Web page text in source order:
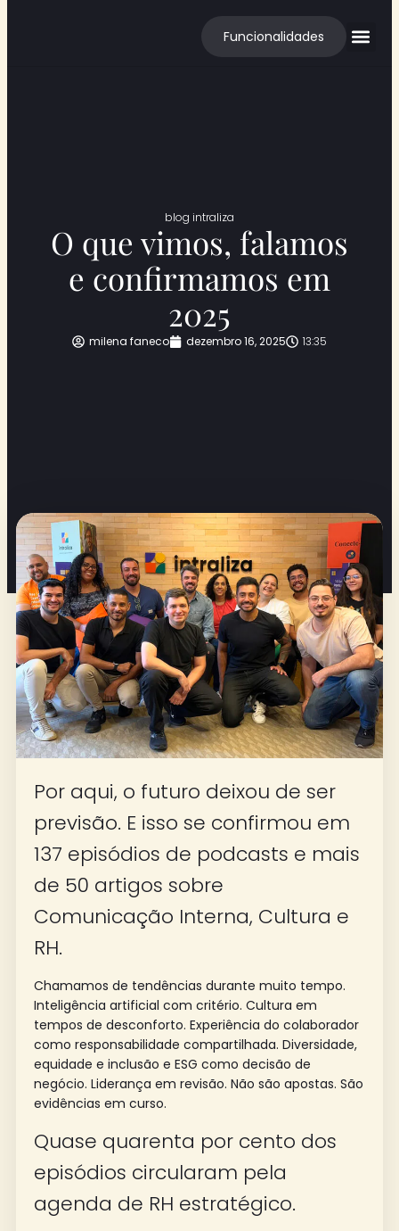
Funcionalidades
blog intraliza
O que vimos, falamos
e confirmamos em
2025
milena faneco dezembro 16, 2025 13:35
Por aqui, o futuro deixou de ser
previsão. E isso se confirmou em
137 episódios de podcasts e mais
de 50 artigos sobre
Comunicação Interna, Cultura e
RH.
Chamamos de tendências durante muito tempo.
Inteligência artificial com critério. Cultura em
tempos de desconforto. Experiência do colaborador
como responsabilidade compartilhada. Diversidade,
equidade e inclusão e ESG como decisão de
negócio. Liderança em revisão. Não são apostas. São
evidências em curso.
Quase quarenta por cento dos
episódios circularam pela
agenda de RH estratégico.